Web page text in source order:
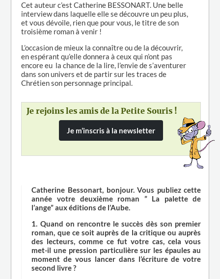
Cet auteur c’est Catherine BESSONART. Une belle
interview dans laquelle elle se découvre un peu plus,
et vous dévoile, rien que pour vous, le titre de son
troisième roman à venir !
L’occasion de mieux la connaître ou de la découvrir,
en espérant qu’elle donnera à ceux qui n’ont pas
encore eu la chance de la lire, l’envie de s’aventurer
dans son univers et de partir sur les traces de
Chrétien son personnage principal.
Je rejoins les amis de la Petite Souris !
Je m’inscris à la newsletter
Catherine Bessonart, bonjour. Vous publiez cette
année votre deuxième roman ” La palette de
l’ange” aux éditions de l’Aube.
1. Quand on rencontre le succès dès son premier
roman, que ce soit auprès de la critique ou auprès
des lecteurs, comme ce fut votre cas, cela vous
met-il une pression particulière sur les épaules au
moment de vous lancer dans l’écriture de votre
second livre ?